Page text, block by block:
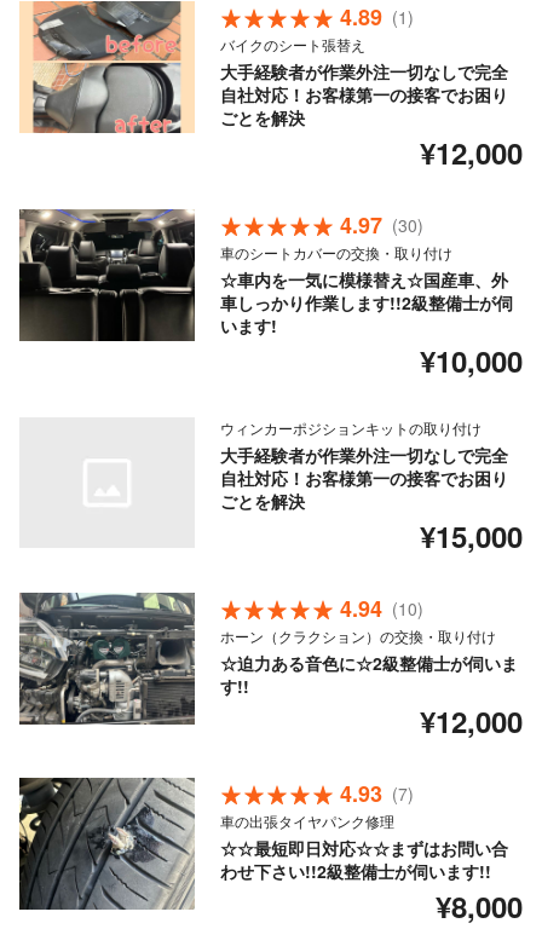
4.89 (1)
バイクのシート張替え
大手経験者が作業外注一切なしで完全
自社対応！お客様第一の接客でお困り
ごとを解決
¥12,000
4.97 (30)
車のシートカバーの交換・取り付け
☆車内を一気に模様替え☆国産車、外
車しっかり作業します!!2級整備士が伺
います!
¥10,000
ウィンカーポジションキットの取り付け
大手経験者が作業外注一切なしで完全
自社対応！お客様第一の接客でお困り
ごとを解決
¥15,000
4.94 (10)
ホーン（クラクション）の交換・取り付け
☆迫力ある音色に☆2級整備士が伺いま
す!!
¥12,000
4.93 (7)
車の出張タイヤパンク修理
☆☆最短即日対応☆☆まずはお問い合
わせ下さい!!2級整備士が伺います!!
¥8,000